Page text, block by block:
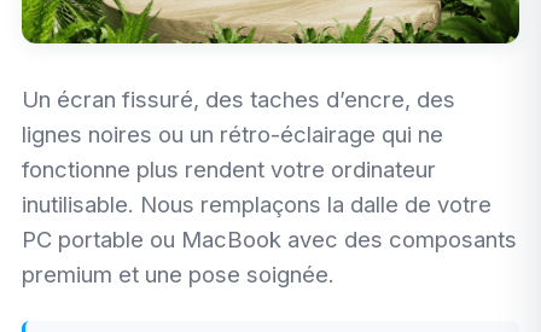
Un écran fissuré, des taches d’encre, des
lignes noires ou un rétro-éclairage qui ne
fonctionne plus rendent votre ordinateur
inutilisable. Nous remplaçons la dalle de votre
PC portable ou MacBook avec des composants
premium et une pose soignée.